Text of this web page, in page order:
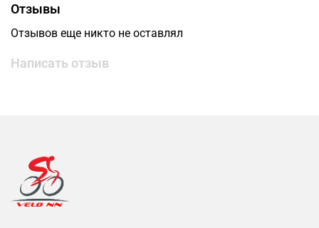
Отзывы
Отзывов еще никто не оставлял
Написать отзыв